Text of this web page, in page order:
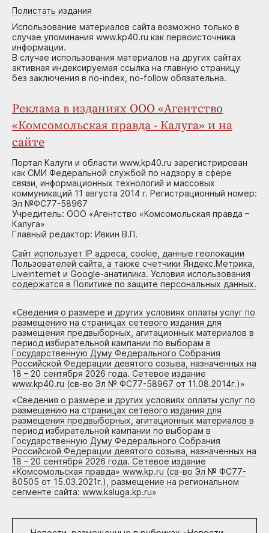
Полистать издания
Использование материалов сайта возможно только в
случае упоминания www.kp40.ru как первоисточника
информации.
В случае использования материалов на других сайтах
активная индексируемая ссылка на главную страницу
без заключения в no-index, no-follow обязательна.
Реклама в изданиях ООО «Агентство
«Комсомольская правда - Калуга» и на
сайте
Портал Калуги и области www.kp40.ru зарегистрирован
как СМИ Федеральной службой по надзору в сфере
связи, информационных технологий и массовых
коммуникаций 11 августа 2014 г. Регистрационный номер:
Эл №ФС77-58967
Учредитель: ООО «Агентство «Комсомольская правда –
Калуга»
Главный редактор: Ивкин В.П.
Сайт использует IP адреса, cookie, данные геолокации
Пользователей сайта, а также счетчики Яндекс.Метрика,
Liveinternet и Google-анатилика. Условия использования
содержатся в Политике по защите персональных данных.
«Сведения о размере и других условиях оплаты услуг по
размещению на страницах сетевого издания для
размещения предвыборных, агитационных материалов в
период избирательной кампании по выборам в
Государственную Думу Федерального Собрания
Российской Федерации девятого созыва, назначенных на
18 – 20 сентября 2026 года. Сетевое издание
www.kp40.ru (св-во Эл № ФС77-58967 от 11.08.2014г.)»
«Сведения о размере и других условиях оплаты услуг по
размещению на страницах сетевого издания для
размещения предвыборных, агитационных материалов в
период избирательной кампании по выборам в
Государственную Думу Федерального Собрания
Российской Федерации девятого созыва, назначенных на
18 – 20 сентября 2026 года. Сетевое издание
«Комсомольская правда» www.kp.ru (св-во Эл № ФС77-
80505 от 15.03.2021г.), размещение на региональном
сегменте сайта: www.kaluga.kp.ru»